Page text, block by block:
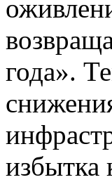
года».
избытка